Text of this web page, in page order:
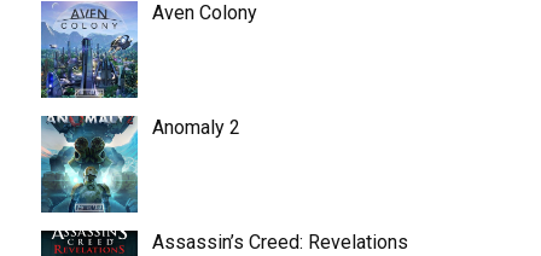
Aven Colony
Anomaly 2
Assassin’s Creed: Revelations